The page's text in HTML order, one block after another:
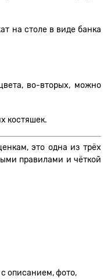
на столе в виде банка
во-вторых, можно
костяшек.
это одна из трёх
правилами и чёткой
описанием, фото,